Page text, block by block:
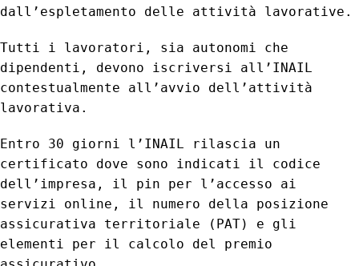
dall’espletamento delle attività lavorative.
Tutti i lavoratori, sia autonomi che
dipendenti, devono iscriversi all’INAIL
contestualmente all’avvio dell’attività
lavorativa.
Entro 30 giorni l’INAIL rilascia un
certificato dove sono indicati il codice
dell’impresa, il pin per l’accesso ai
servizi online, il numero della posizione
assicurativa territoriale (PAT) e gli
elementi per il calcolo del premio